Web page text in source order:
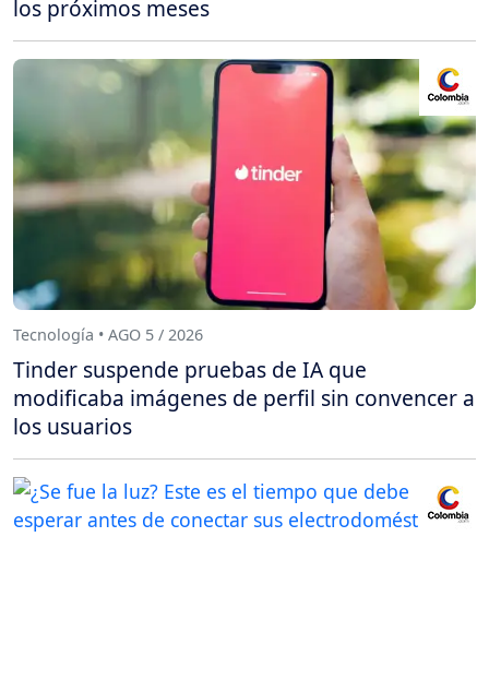
los próximos meses
Tecnología • AGO 5 / 2026
Tinder suspende pruebas de IA que
modificaba imágenes de perfil sin convencer a
los usuarios